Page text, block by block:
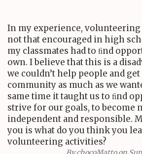
In my experience,
not that encouraged in high
my classmates had to ﬁnd
own. I believe that this is a
we couldn’t help people and
community as much as we
same time it taught us to ﬁnd
strive for our goals, to become
independent and responsible.
you is what do you think you
volunteering activities?